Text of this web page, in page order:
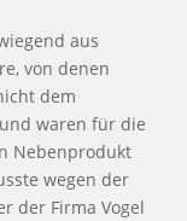
aus
von denen
dem
waren für die
Nebenprodukt
wegen der
der Firma Vogel